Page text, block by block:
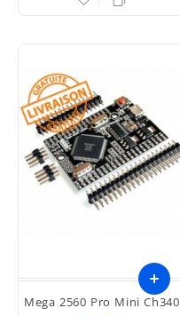
Mega 2560 Pro Mini Ch340